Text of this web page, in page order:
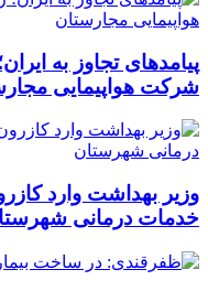
شرکت هواپیمایی
وزیر بهداشت وارد
خدمات درمانی